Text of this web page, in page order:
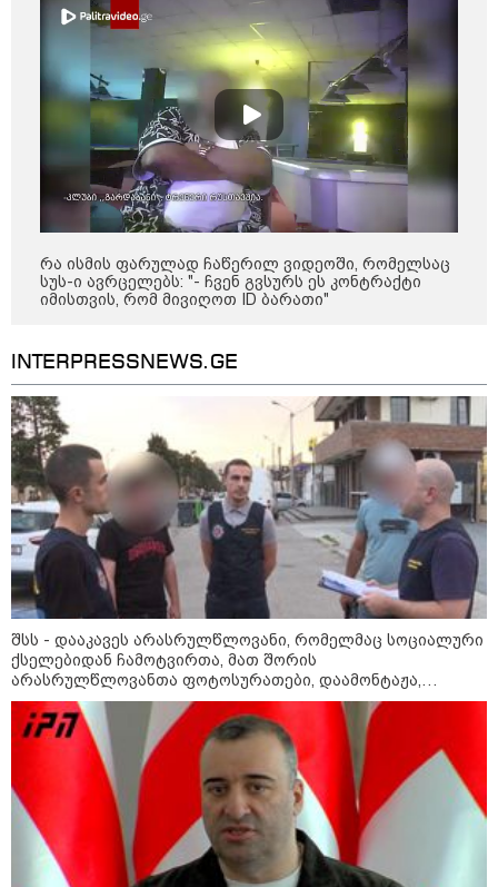
ბილეთი, რომელმაც 1 მლნ
მოიგო, შემთხვევით ნაგავში
გადააგდო - ის დასუფთავების
სამსახურის თანამშრომლებმა
ნაგვის მანქანაში იპოვეს
კატეგორიის ყველა სიახლე
„მთელი მეტალურგია კრიზისშია -
მთლიანად გარე ფაქტორებზე
სტაბილურად მხოლოდ
ფეროშენადნობების 2 კომპანია
მუშაობს“
„ერთი მხრივ დენი ძვირდება, მისი
მეოცედი მაინინგში მიდის" - სად
მიდის ჩვენი დენი?
რა მანძილზე აფიქსირებს კამერა
გზებზე მანქანის სიჩქარეს -
მითები ფოტორადარებზე
პოლიტიკა
რა ისმის ფარულად ჩაწერილ ვიდეოში, რომელსაც
სუს-ი ავრცელებს: "- ჩვენ გვსურს ეს კონტრაქტი
იმისთვის, რომ მივიღოთ ID ბარათი"
INTERPRESSNEWS.GE
შსს - დააკავეს არასრულწლოვანი, რომელმაც სოციალური
ქსელებიდან ჩამოტვირთა, მათ შორის
არასრულწლოვანთა ფოტოსურათები, დაამონტაჟა,
მიანიჭა პორნოგრაფიული იერსახე და შეურაცხმყოფელ
ტექსტებთან ერთად გაავრცელა